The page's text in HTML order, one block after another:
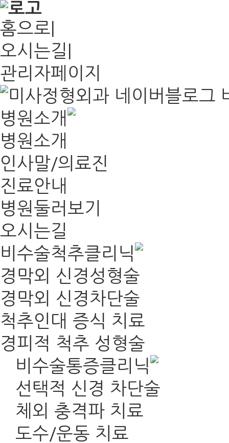
홈으로
오시는길
관리자페이지
병원소개
병원소개
인사말/의료진
진료안내
병원둘러보기
오시는길
비수술척추클리닉
경막외 신경성형술
경막외 신경차단술
척추인대 증식 치료
경피적 척추 성형술
비수술통증클리닉
선택적 신경 차단술
체외 충격파 치료
도수/운동 치료